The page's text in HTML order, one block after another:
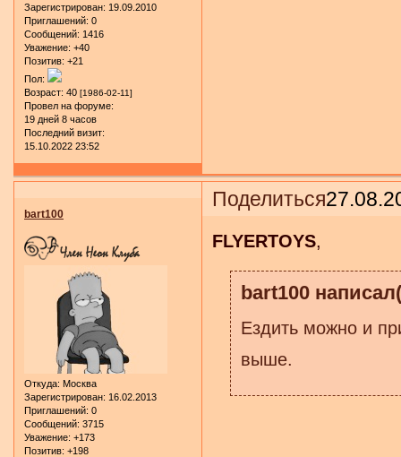
Зарегистрирован: 19.09.2010
Приглашений: 0
Сообщений: 1416
Уважение: +40
Позитив: +21
Пол:
Возраст: 40 [1986-02-11]
Провел на форуме:
19 дней 8 часов
Последний визит:
15.10.2022 23:52
Поделиться
bart100
Откуда: Москва
Зарегистрирован: 16.02.2013
Приглашений: 0
Сообщений: 3715
Уважение: +173
Позитив: +198
FLYERTOYS,
bart100
Ездить можно и
выше.